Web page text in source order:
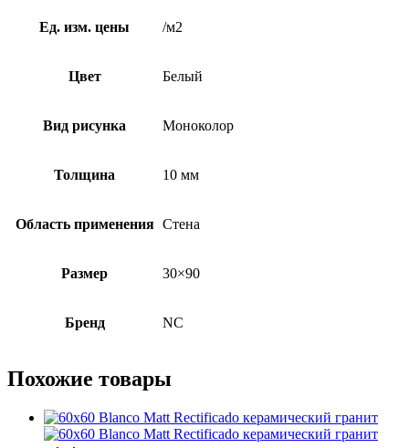
Ед. изм. цены /м2
Цвет Белый
Вид рисунка Моноколор
Толщина 10 мм
Область применения Стена
Размер 30×90
Бренд NC
Похожие товары